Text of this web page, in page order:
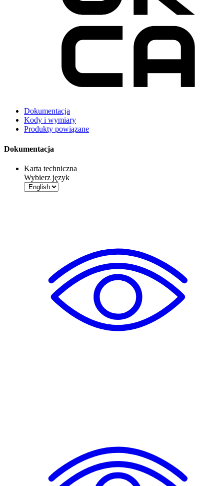
Dokumentacja
Kody i wymiary
Produkty powiązane
Dokumentacja
Karta techniczna
Wybierz język